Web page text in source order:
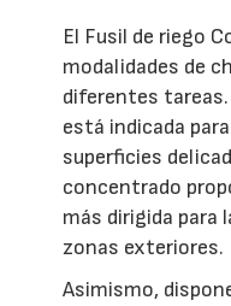
El Fusil de riego
modalidades de
diferentes tareas.
está indicada
superficies
concentrado
más dirigida para
zonas exteriores.
Asimismo,